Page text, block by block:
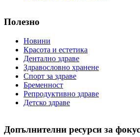
Полезно
Новини
Красота и естетика
Дентално здраве
Здравословно хранене
Спорт за здраве
Бременност
Репродуктивно здраве
Детско здраве
Допълнителни ресурси за